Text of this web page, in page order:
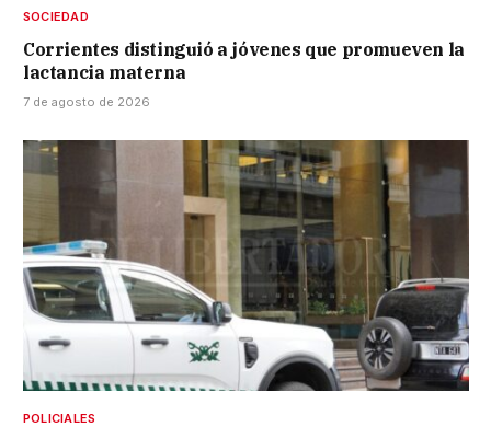
SOCIEDAD
Corrientes distinguió a jóvenes que promueven la
lactancia materna
7 de agosto de 2026
POLICIALES